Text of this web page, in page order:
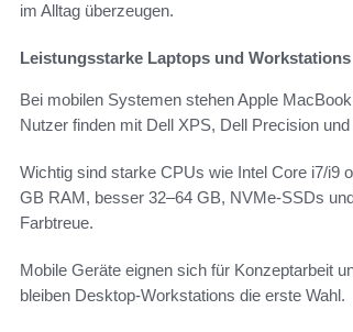
im Alltag überzeugen.
Leistungsstarke Laptops und Workstations
Bei mobilen Systemen stehen Apple
Nutzer finden mit Dell XPS, Dell Precision
Wichtig sind starke CPUs wie Intel Core i7/i9
GB RAM, besser 32–64 GB, NVMe-SSDs
Farbtreue.
Mobile Geräte eignen sich für Konzeptarbeit
bleiben Desktop-Workstations die erste Wahl.